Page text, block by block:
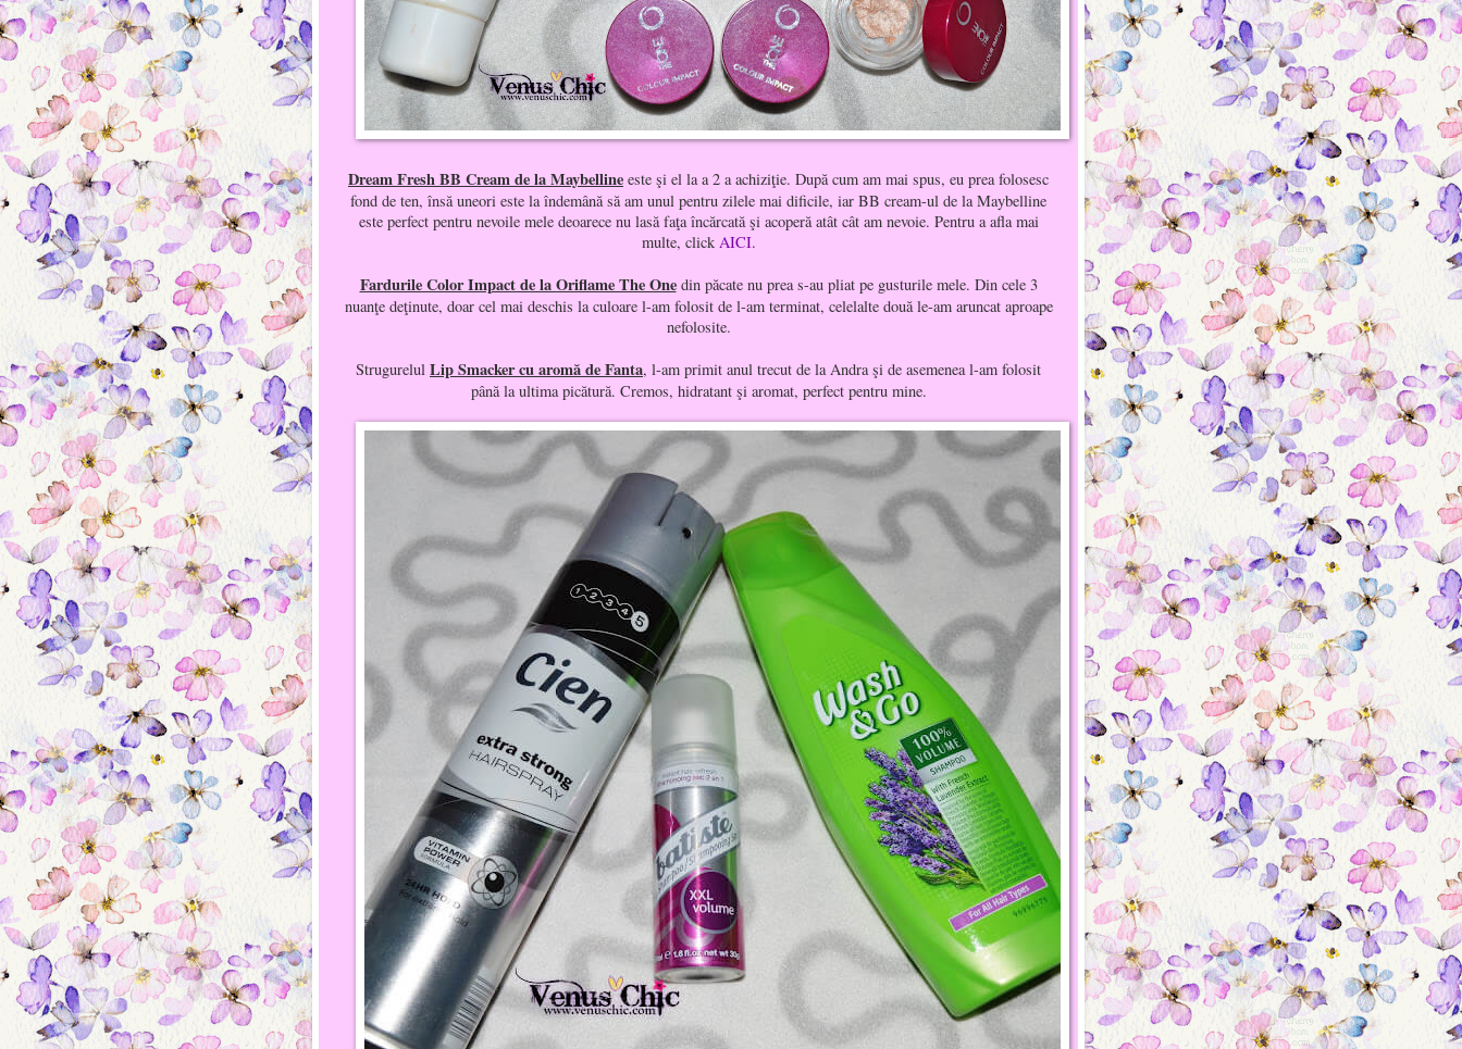
Dream Fresh BB Cream de la Maybelline este şi el la a 2 a achiziţie. După cum am mai spus, eu prea folosesc
fond de ten, însă uneori este la îndemână să am unul pentru zilele mai dificile, iar BB cream-ul de la Maybelline
este perfect pentru nevoile mele deoarece nu lasă faţa încărcată şi acoperă atât cât am nevoie. Pentru a afla mai
multe, click AICI.
Fardurile Color Impact de la Oriflame The Onedin păcate nu prea s-au pliat pe gusturile mele. Din cele 3
nuanţe deţinute, doar cel mai deschis la culoare l-am folosit de l-am terminat, celelalte două le-am aruncat aproape
nefolosite.
Strugurelul Lip Smacker cu aromă de Fanta, l-am primit anul trecut de la Andra şi de asemenea l-am folosit
până la ultima picătură. Cremos, hidratant şi aromat, perfect pentru mine.